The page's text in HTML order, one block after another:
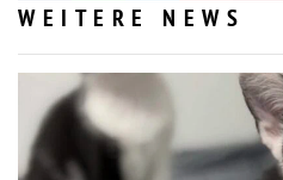
WEITERE NEWS